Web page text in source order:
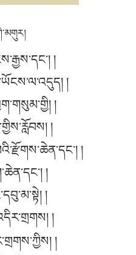
།
།
།
།
།
།
།
།
།